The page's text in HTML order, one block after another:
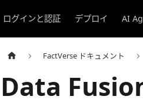
ログインと認証 デプロイ AI
FactVerse ドキュメント
Data